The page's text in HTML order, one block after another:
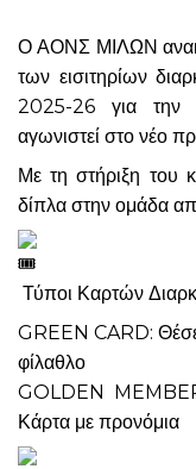
Ο ΑΟΝΣ ΜΙΛΩΝ
των εισιτηρίων
2025-26 για την
αγωνιστεί στο νέο
Με τη στήριξη του
δίπλα στην ομάδα
Τύποι Καρτών
GREEN CARD:
φίλαθλο
GOLDEN
Κάρτα με προνόμια